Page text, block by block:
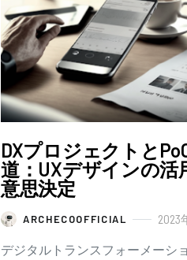
DXプロジェクトと
道：UXデザインの活
意思決定
ARCHECOOFFICIAL 2023
デジタルトランスフォーメーシ